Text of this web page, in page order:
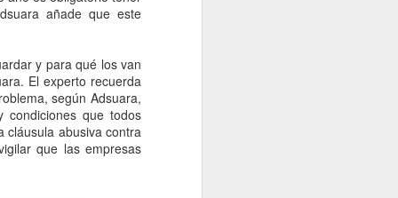
añade que este
y para qué los van
El experto recuerda
según Adsuara,
que todos
cláusula abusiva contra
que las empresas